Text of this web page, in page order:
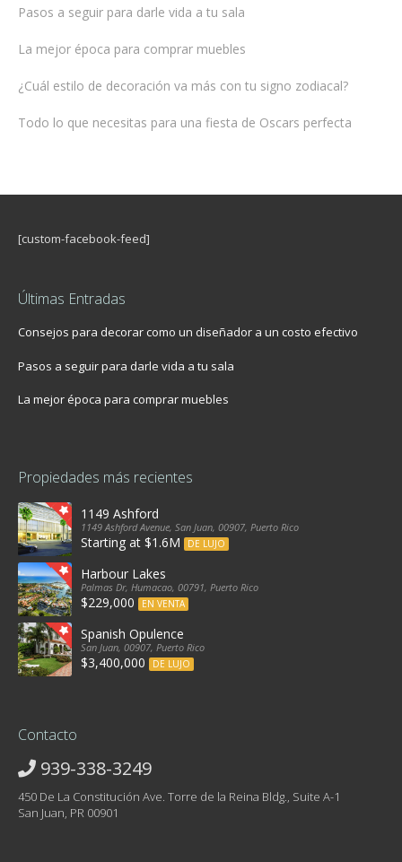
Pasos a seguir para darle vida a tu sala
La mejor época para comprar muebles
¿Cuál estilo de decoración va más con tu signo zodiacal?
Todo lo que necesitas para una fiesta de Oscars perfecta
[custom-facebook-feed]
Últimas Entradas
Consejos para decorar como un diseñador a un costo efectivo
Pasos a seguir para darle vida a tu sala
La mejor época para comprar muebles
Propiedades más recientes
1149 Ashford
1149 Ashford Avenue, San Juan, 00907, Puerto Rico
Starting at $1.6M DE LUJO
Harbour Lakes
Palmas Dr, Humacao, 00791, Puerto Rico
$229,000 EN VENTA
Spanish Opulence
San Juan, 00907, Puerto Rico
$3,400,000 DE LUJO
Contacto
939-338-3249
450 De La Constitución Ave. Torre de la Reina Bldg., Suite A-1
San Juan, PR 00901